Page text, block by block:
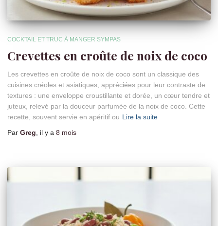
COCKTAIL ET TRUC À MANGER SYMPAS
Crevettes en croûte de noix de coco
Les crevettes en croûte de noix de coco sont un classique des
cuisines créoles et asiatiques, appréciées pour leur contraste de
textures : une enveloppe croustillante et dorée, un cœur tendre et
juteux, relevé par la douceur parfumée de la noix de coco. Cette
recette, souvent servie en apéritif ou Lire la suite
Par Greg, il y a 8 mois